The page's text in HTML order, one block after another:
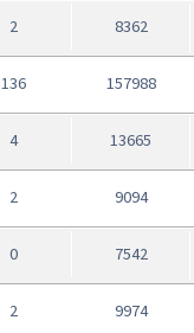
2 8362
136 157988
4 13665
2 9094
0 7542
2 9974